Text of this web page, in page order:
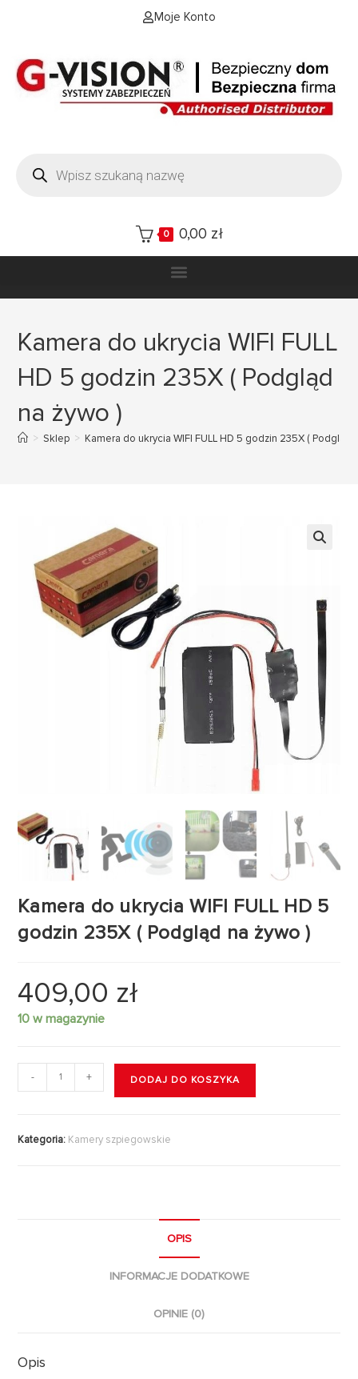
Moje Konto
0 0,00 zł
Kamera do ukrycia WIFI FULL
HD 5 godzin 235X ( Podgląd
na żywo )
> Sklep > Kamera do ukrycia WIFI FULL HD 5 godzin 235X ( Podgląd
Kamera do ukrycia WIFI FULL HD 5
godzin 235X ( Podgląd na żywo )
409,00 zł
10 w magazynie
- + DODAJ DO KOSZYKA
Kategoria: Kamery szpiegowskie
OPIS
INFORMACJE DODATKOWE
OPINIE (0)
Opis